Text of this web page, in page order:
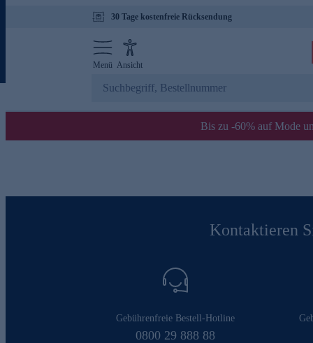
30 Tage kostenfreie Rücksendung
Menü Ansicht
Bis zu -60% auf Mode
Kontaktieren
Gebührenfreie Bestell-Hotline
0800 29 888 88